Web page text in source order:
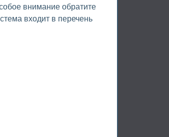
внимание обратите
входит в перечень